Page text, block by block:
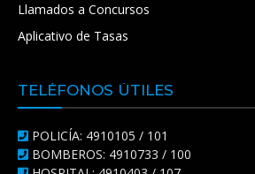
Llamados a Concursos
Aplicativo de Tasas
TELÉFONOS ÚTILES
POLICÍA: 4910105 / 101
BOMBEROS: 4910733 / 100